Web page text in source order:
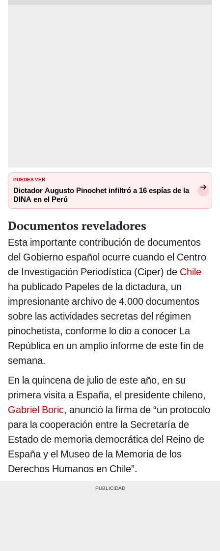
PUEDES VER:
Dictador Augusto Pinochet infiltró a 16 espías de la
DINA en el Perú
Documentos reveladores
Esta importante contribución de documentos
del Gobierno español ocurre cuando el Centro
de Investigación Periodística (Ciper) de Chile
ha publicado Papeles de la dictadura, un
impresionante archivo de 4.000 documentos
sobre las actividades secretas del régimen
pinochetista, conforme lo dio a conocer La
República en un amplio informe de este fin de
semana.
En la quincena de julio de este año, en su
primera visita a España, el presidente chileno,
Gabriel Boric, anunció la firma de “un protocolo
para la cooperación entre la Secretaría de
Estado de memoria democrática del Reino de
España y el Museo de la Memoria de los
Derechos Humanos en Chile”.